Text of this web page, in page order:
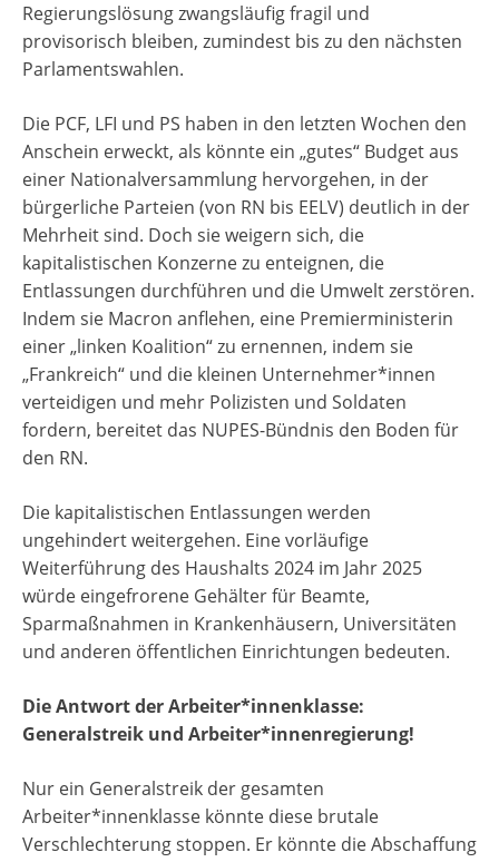
Regierungslösung zwangsläufig fragil und
provisorisch bleiben, zumindest bis zu den nächsten
Parlamentswahlen.
Die PCF, LFI und PS haben in den letzten Wochen den
Anschein erweckt, als könnte ein „gutes“ Budget aus
einer Nationalversammlung hervorgehen, in der
bürgerliche Parteien (von RN bis EELV) deutlich in der
Mehrheit sind. Doch sie weigern sich, die
kapitalistischen Konzerne zu enteignen, die
Entlassungen durchführen und die Umwelt zerstören.
Indem sie Macron anflehen, eine Premierministerin
einer „linken Koalition“ zu ernennen, indem sie
„Frankreich“ und die kleinen Unternehmer*innen
verteidigen und mehr Polizisten und Soldaten
fordern, bereitet das NUPES-Bündnis den Boden für
den RN.
Die kapitalistischen Entlassungen werden
ungehindert weitergehen. Eine vorläufige
Weiterführung des Haushalts 2024 im Jahr 2025
würde eingefrorene Gehälter für Beamte,
Sparmaßnahmen in Krankenhäusern, Universitäten
und anderen öffentlichen Einrichtungen bedeuten.
Die Antwort der Arbeiter*innenklasse:
Generalstreik und Arbeiter*innenregierung!
Nur ein Generalstreik der gesamten
Arbeiter*innenklasse könnte diese brutale
Verschlechterung stoppen. Er könnte die Abschaffung